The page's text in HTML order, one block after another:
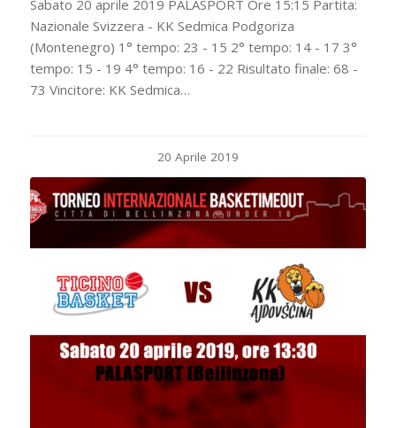
Sabato 20 aprile 2019 PALASPORT Ore 15:15 Partita:
Nazionale Svizzera - KK Sedmica Podgoriza
(Montenegro) 1° tempo: 23 - 15 2° tempo: 14 - 17 3°
tempo: 15 - 19 4° tempo: 16 - 22 Risultato finale: 68 -
73 Vincitore: KK Sedmica…
20 Aprile 2019